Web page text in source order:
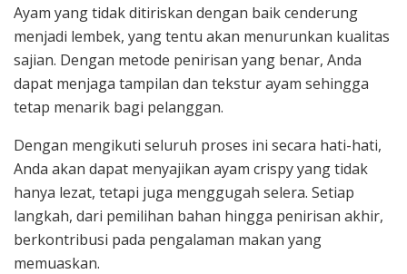
Ayam yang tidak ditiriskan dengan baik cenderung
menjadi lembek, yang tentu akan menurunkan kualitas
sajian. Dengan metode penirisan yang benar, Anda
dapat menjaga tampilan dan tekstur ayam sehingga
tetap menarik bagi pelanggan.
Dengan mengikuti seluruh proses ini secara hati-hati,
Anda akan dapat menyajikan ayam crispy yang tidak
hanya lezat, tetapi juga menggugah selera. Setiap
langkah, dari pemilihan bahan hingga penirisan akhir,
berkontribusi pada pengalaman makan yang
memuaskan.